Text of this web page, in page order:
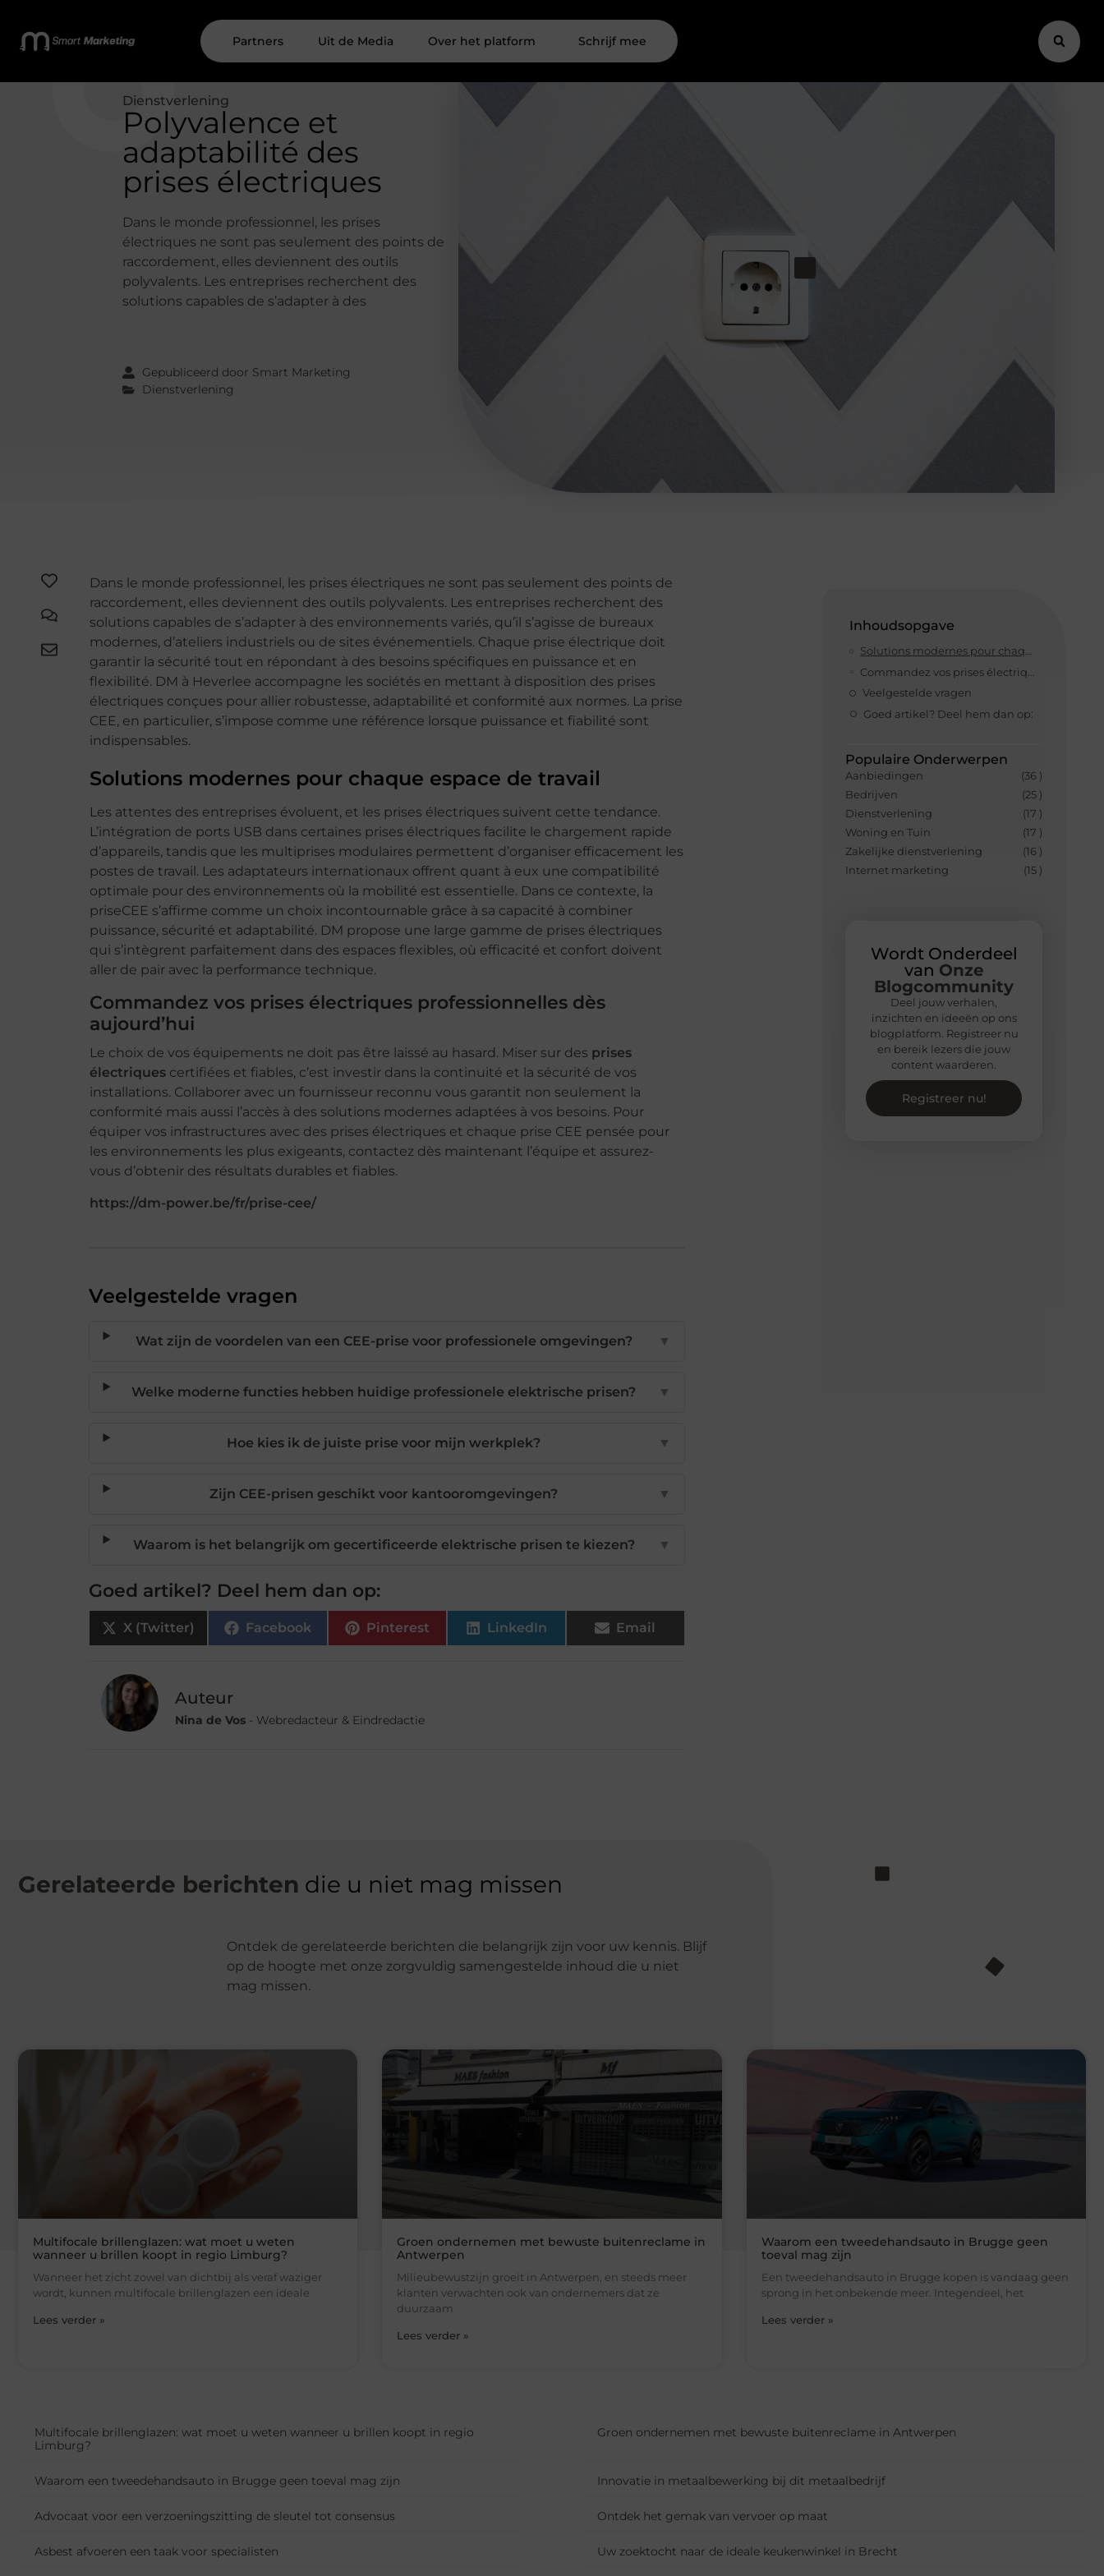
Partners Uit de Media Over het platform Schrijf mee
Dienstverlening
Polyvalence et
adaptabilité des
prises électriques
Dans le monde professionnel, les prises
électriques ne sont pas seulement des points de
raccordement, elles deviennent des outils
polyvalents. Les entreprises recherchent des
solutions capables de s’adapter à des
Gepubliceerd door Smart Marketing
Dienstverlening
Inhoudsopgave
Solutions modernes pour chaque espace de travail
Veelgestelde vragen
Goed artikel? Deel hem dan op:
Populaire Onderwerpen
Aanbiedingen
(36 )
Bedrijven
(25 )
Dienstverlening
(17 )
Woning en Tuin
(17 )
Zakelijke dienstverlening
(16 )
Internet marketing
(15 )
Wordt Onderdeel
van Onze
Blogcommunity
Deel jouw verhalen,
inzichten en ideeën op ons
blogplatform. Registreer nu
en bereik lezers die jouw
content waarderen.
Registreer nu!
Dans le monde professionnel, les prises électriques ne sont pas seulement des points de
raccordement, elles deviennent des outils polyvalents. Les entreprises recherchent des
solutions capables de s’adapter à des environnements variés, qu’il s’agisse de bureaux
modernes, d’ateliers industriels ou de sites événementiels. Chaque prise électrique doit
garantir la sécurité tout en répondant à des besoins spécifiques en puissance et en
flexibilité. DM à Heverlee accompagne les sociétés en mettant à disposition des prises
électriques conçues pour allier robustesse, adaptabilité et conformité aux normes. La prise
CEE, en particulier, s’impose comme une référence lorsque puissance et fiabilité sont
indispensables.
Solutions modernes pour chaque espace de travail
Les attentes des entreprises évoluent, et les prises électriques suivent cette tendance.
L’intégration de ports USB dans certaines prises électriques facilite le chargement rapide
d’appareils, tandis que les multiprises modulaires permettent d’organiser efficacement les
postes de travail. Les adaptateurs internationaux offrent quant à eux une compatibilité
optimale pour des environnements où la mobilité est essentielle. Dans ce contexte, la
priseCEE s’affirme comme un choix incontournable grâce à sa capacité à combiner
puissance, sécurité et adaptabilité. DM propose une large gamme de prises électriques
qui s’intègrent parfaitement dans des espaces flexibles, où efficacité et confort doivent
aller de pair avec la performance technique.
Commandez vos prises électriques professionnelles dès
aujourd’hui
Le choix de vos équipements ne doit pas être laissé au hasard. Miser sur des prises
électriques certifiées et fiables, c’est investir dans la continuité et la sécurité de vos
installations. Collaborer avec un fournisseur reconnu vous garantit non seulement la
conformité mais aussi l’accès à des solutions modernes adaptées à vos besoins. Pour
équiper vos infrastructures avec des prises électriques et chaque prise CEE pensée pour
les environnements les plus exigeants, contactez dès maintenant l’équipe et assurez-
vous d’obtenir des résultats durables et fiables.
https://dm-power.be/fr/prise-cee/
Veelgestelde vragen
Wat zijn de voordelen van een CEE-prise voor professionele omgevingen? ▼
Welke moderne functies hebben huidige professionele elektrische prisen? ▼
Hoe kies ik de juiste prise voor mijn werkplek? ▼
Zijn CEE-prisen geschikt voor kantooromgevingen? ▼
Waarom is het belangrijk om gecertificeerde elektrische prisen te kiezen? ▼
Goed artikel? Deel hem dan op:
X (Twitter) Facebook Pinterest LinkedIn Email
Auteur
Nina de Vos - Webredacteur & Eindredactie
Gerelateerde berichten die u niet mag missen
Ontdek de gerelateerde berichten die belangrijk zijn voor uw kennis. Blijf
op de hoogte met onze zorgvuldig samengestelde inhoud die u niet
mag missen.
Multifocale brillenglazen: wat moet u weten
wanneer u brillen koopt in regio Limburg?
Wanneer het zicht zowel van dichtbij als veraf waziger
wordt, kunnen multifocale brillenglazen een ideale
Lees verder »
Groen ondernemen met bewuste buitenreclame in
Antwerpen
Milieubewustzijn groeit in Antwerpen, en steeds meer
klanten verwachten ook van ondernemers dat ze
duurzaam
Lees verder »
Waarom een tweedehandsauto in Brugge geen
toeval mag zijn
Een tweedehandsauto in Brugge kopen is vandaag geen
sprong in het onbekende meer. Integendeel, het
Lees verder »
Multifocale brillenglazen: wat moet u weten wanneer u brillen koopt in regio
Limburg?
Groen ondernemen met bewuste buitenreclame in Antwerpen
Waarom een tweedehandsauto in Brugge geen toeval mag zijn Innovatie in metaalbewerking bij dit metaalbedrijf
Advocaat voor een verzoeningszitting de sleutel tot consensus Ontdek het gemak van vervoer op maat
Asbest afvoeren een taak voor specialisten Uw zoektocht naar de ideale keukenwinkel in Brecht